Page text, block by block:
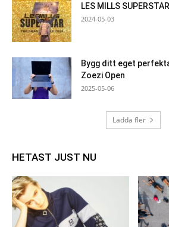
LES MILLS
2024-05-03
Bygg ditt eget
Zoezi Open
2025-05-06
Ladda fler
HETAST JUST NU